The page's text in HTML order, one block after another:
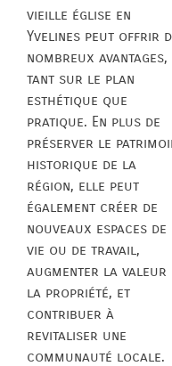
vieille église en
Yvelines peut offrir
nombreux avantages,
tant sur le plan
esthétique que
pratique. En plus de
préserver le
historique de la
région, elle peut
également créer de
nouveaux espaces de
vie ou de travail,
augmenter la valeur
la propriété, et
contribuer à
revitaliser une
communauté locale.